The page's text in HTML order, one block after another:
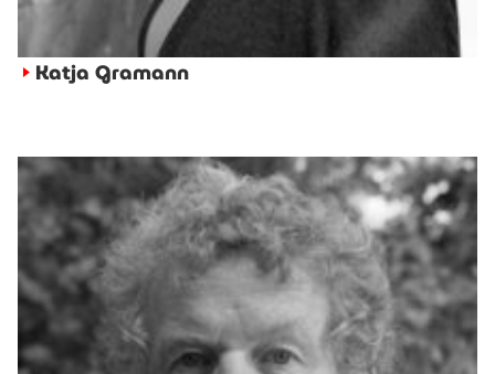
► Katja Gramann